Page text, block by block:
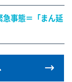
急事態＝「まん延